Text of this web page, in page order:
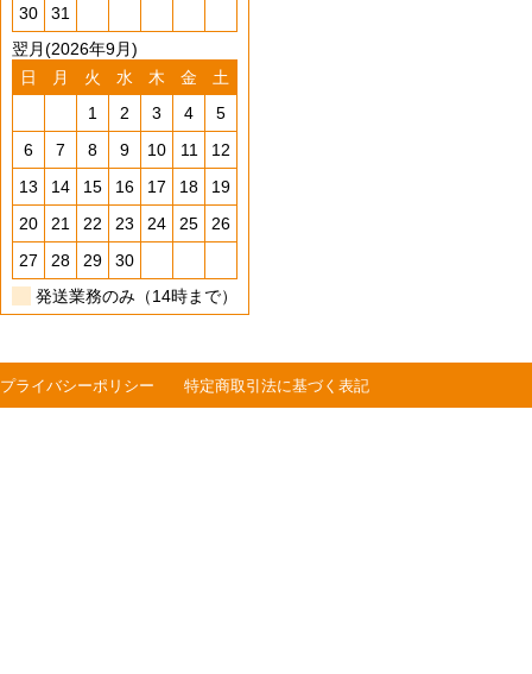
30
31
翌月(2026年9月)
日
月 火 水 木 金
土
1
2 3 4
5
6
7 8 9 10 11
12
13
14 15 16 17 18
19
20
21 22 23 24 25
26
27
28 29
30
発送業務のみ（14時まで）
プライバシーポリシー 特定商取引法に基づく表記